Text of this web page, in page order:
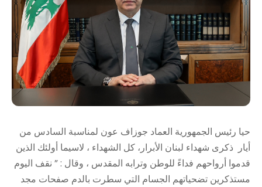
حيا رئيس الجمهورية العماد جوزاف عون لمناسبة السادس من
أيار ذكرى شهداء لبنان الأبرار، كل الشهداء ، لاسيما أولئك الذين
قدموا أرواحهم فداءً للوطن وترابه المقدس ، وقال : ” نقف اليوم
مستذكرين تضحياتهم الجسام التي سطرت بالدم صفحات مجد